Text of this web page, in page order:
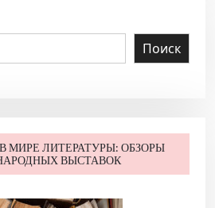
Поиск
МИРЕ ЛИТЕРАТУРЫ: ОБЗОРЫ
ВЫСТАВОК